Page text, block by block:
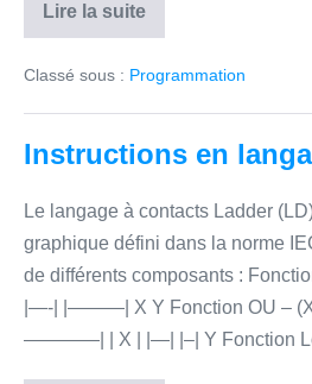
Lire la suite
Compteur
–
Classé sous : Programmation
Instructions en
Le langage à contacts Ladder
graphique défini dans la norme
de différents composants :
|—-| |———| X Y Fonction OU –
————| | X | |—| |–| Y Fonction